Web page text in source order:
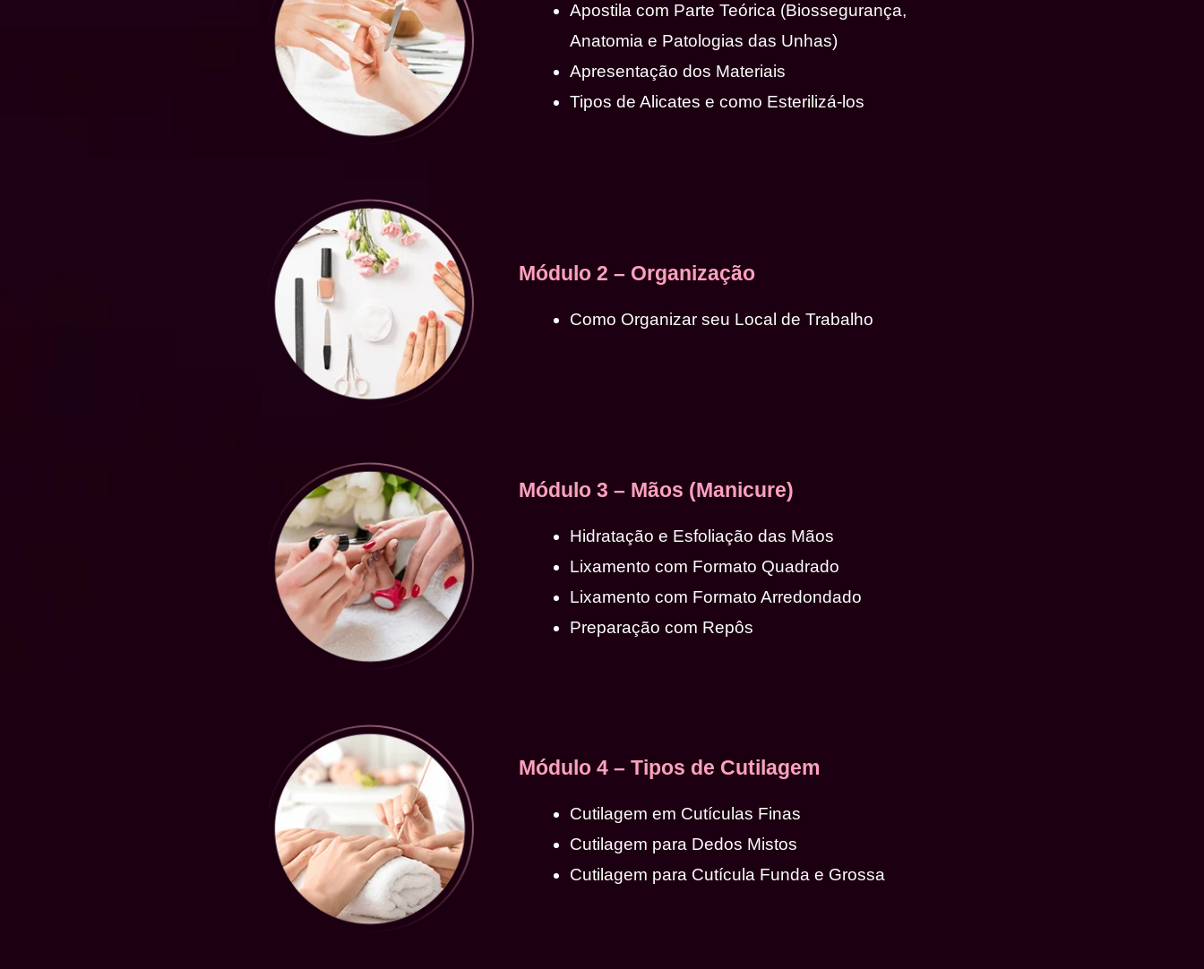
Apostila com Parte Teórica (Biossegurança,
Anatomia e Patologias das Unhas)
Apresentação dos Materiais
Tipos de Alicates e como Esterilizá-los
Módulo 2 – Organização
Como Organizar seu Local de Trabalho
Módulo 3 – Mãos (Manicure)
Hidratação e Esfoliação das Mãos
Lixamento com Formato Quadrado
Lixamento com Formato Arredondado
Preparação com Repôs
Módulo 4 – Tipos de Cutilagem
Cutilagem em Cutículas Finas
Cutilagem para Dedos Mistos
Cutilagem para Cutícula Funda e Grossa